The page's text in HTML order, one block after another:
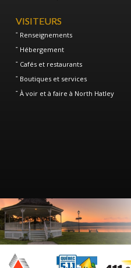
VISITEURS
Renseignements
Hébergement
Cafés et restaurants
Boutiques et services
À voir et à faire à North Hatley